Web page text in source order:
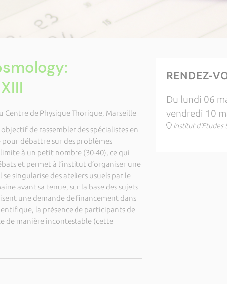
Centre de Physique Thorique, Marseille
de rassembler des spécialistes en
débattre sur des problèmes
à un petit nombre (30-40), ce qui
et permet à l’institut d’organiser une
singularise des ateliers usuels par le
avant sa tenue, sur la base des sujets
une demande de financement dans
la présence de participants de
de manière incontestable (cette
RENDEZ-
Du lundi 06
vendredi 10
Institut d'Etudes